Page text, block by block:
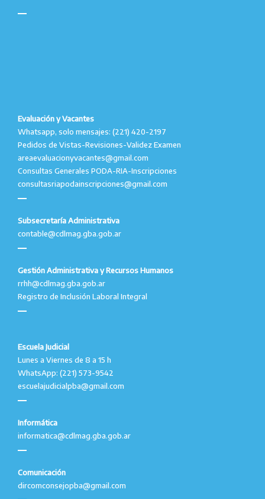
Evaluación y Vacantes
Whatsapp, solo mensajes: (221) 420-2197
Pedidos de Vistas-Revisiones-Validez Examen
areaevaluacionyvacantes@gmail.com
Consultas Generales PODA-RIA-Inscripciones
consultasriapodainscripciones@gmail.com
Subsecretaría Administrativa
contable@cdlmag.gba.gob.ar
Gestión Administrativa y Recursos Humanos
rrhh@cdlmag.gba.gob.ar
Registro de Inclusión Laboral Integral
Escuela Judicial
Lunes a Viernes de 8 a 15 h
WhatsApp: (221) 573-9542
escuelajudicialpba@gmail.com
Informática
informatica@cdlmag.gba.gob.ar
Comunicación
dircomconsejopba@gmail.com